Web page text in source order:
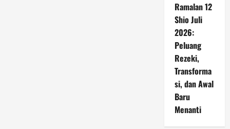
Ramalan 12
Shio Juli
2026:
Peluang
Rezeki,
Transforma
si, dan Awal
Baru
Menanti